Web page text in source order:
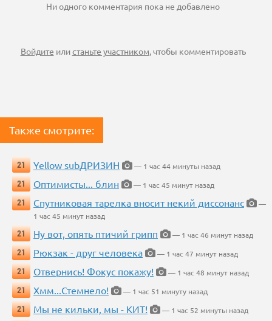
Ни одного комментария пока не добавлено
Войдите илистаньте участником, чтобы комментировать
Также смотрите:
21 Yellow subДРИЗИН
— 1 час 44 минуты назад
21
Оптимисты... блин
— 1 час 45 минут назад
21
Спутниковая тарелка вносит некий диссонанс
—
1 час 45 минут назад
21
Ну вот, опять птичий грипп
— 1 час 46 минут назад
21
Рюкзак - друг человека
— 1 час 47 минут назад
21
Отвернись! Фокус покажу!
— 1 час 48 минут назад
21
Хмм...Стемнело!
— 1 час 51 минуту назад
21
Мы не кильки, мы - КИТ!
— 1 час 52 минуты назад